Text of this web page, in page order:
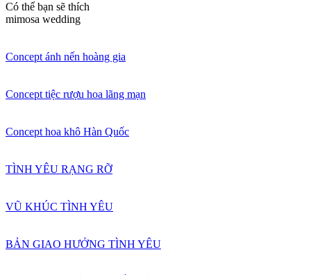
Có thể bạn sẽ thích
mimosa wedding
Concept ánh nến hoàng gia
Concept tiệc rượu hoa lãng mạn
Concept hoa khô Hàn Quốc
TÌNH YÊU RẠNG RỠ
VŨ KHÚC TÌNH YÊU
BẢN GIAO HƯỞNG TÌNH YÊU